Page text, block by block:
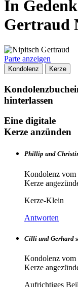
In
Gertraud
Parte anzeigen
Kondolenz Kerze
hinterlassen
Eine digitale
Kerze anzünden
Phillip und
Kondolenz vom
Kerze
Kerze-Klein
Antworten
Cilli und Gerhard
Kondolenz vom
Kerze
Aufrichtiges